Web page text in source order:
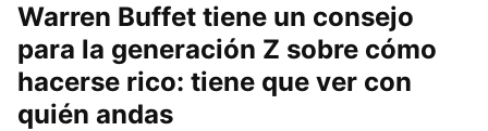
Warren Buffet tiene un consejo
para la generación Z sobre cómo
hacerse rico: tiene que ver con
quién andas